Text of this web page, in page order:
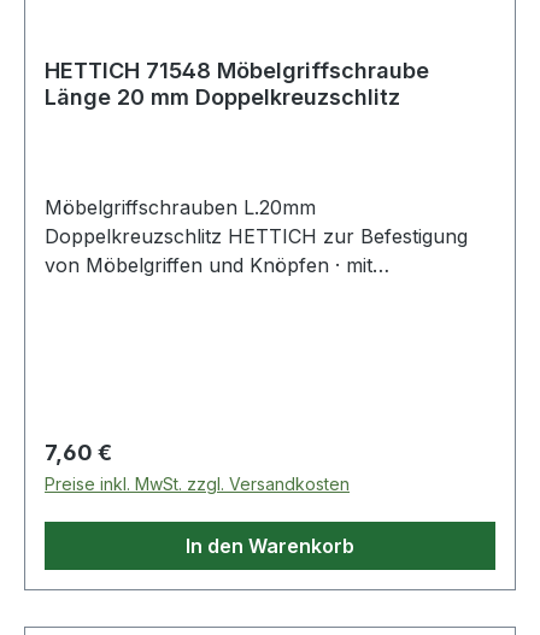
HETTICH 71548 Möbelgriffschraube
Länge 20 mm Doppelkreuzschlitz
Möbelgriffschrauben L.20mm
Doppelkreuzschlitz HETTICH zur Befestigung
von Möbelgriffen und Knöpfen · mit
Regulärer Preis:
7,60 €
Preise inkl. MwSt. zzgl. Versandkosten
In den Warenkorb